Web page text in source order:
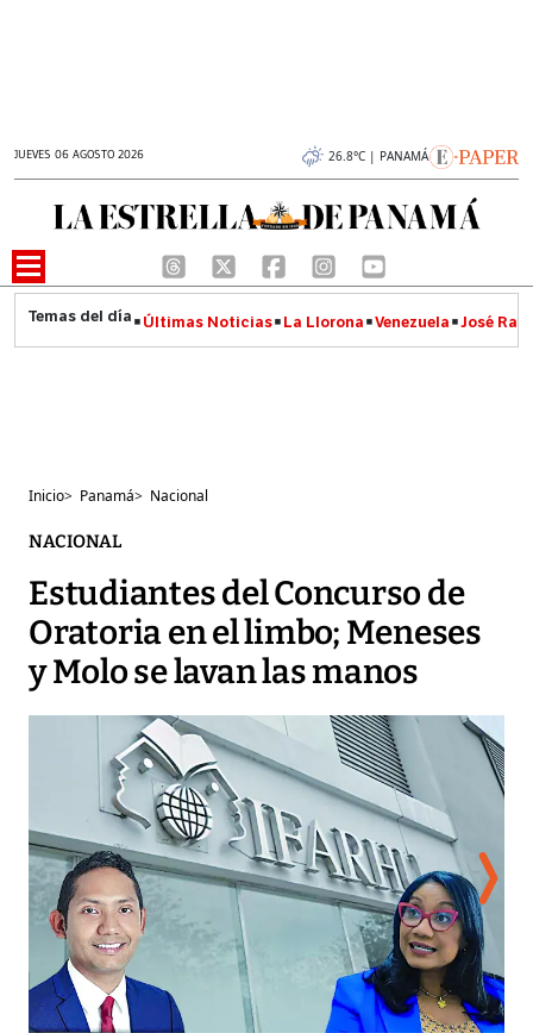
JUEVES 06 AGOSTO 2026 26.8°C | PANAMÁ
Últimas Noticias La Llorona Venezuela José
Inicio> Panamá> Nacional
NACIONAL
Estudiantes del Concurso de
Oratoria en el limbo; Meneses
y Molo se lavan las manos